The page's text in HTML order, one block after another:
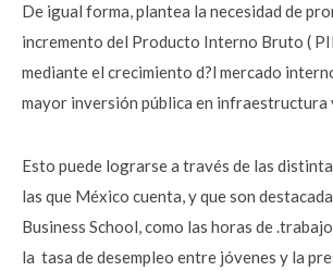
De igual forma, plantea la necesidad de
incremento del Producto Interno Bruto (
mediante el crecimiento d?l mercado
mayor inversión pública en infraestructura
Esto puede lograrse a través de las
las que México cuenta, y que son
Business School, como las horas de
la tasa de desempleo entre jóvenes y la